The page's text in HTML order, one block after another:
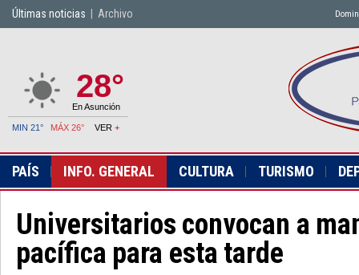
Últimas noticias Archivo
28°
En Asunción
MIN 21° MÁX 26° VER+
PAÍS INFO. GENERAL CULTURA TURISMO
Universitarios convocan a
pacífica para esta tarde